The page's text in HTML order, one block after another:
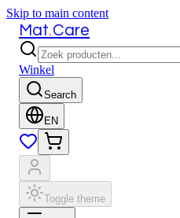
Skip to main content
Mat.Care
Winkel
Search
EN
Toggle theme